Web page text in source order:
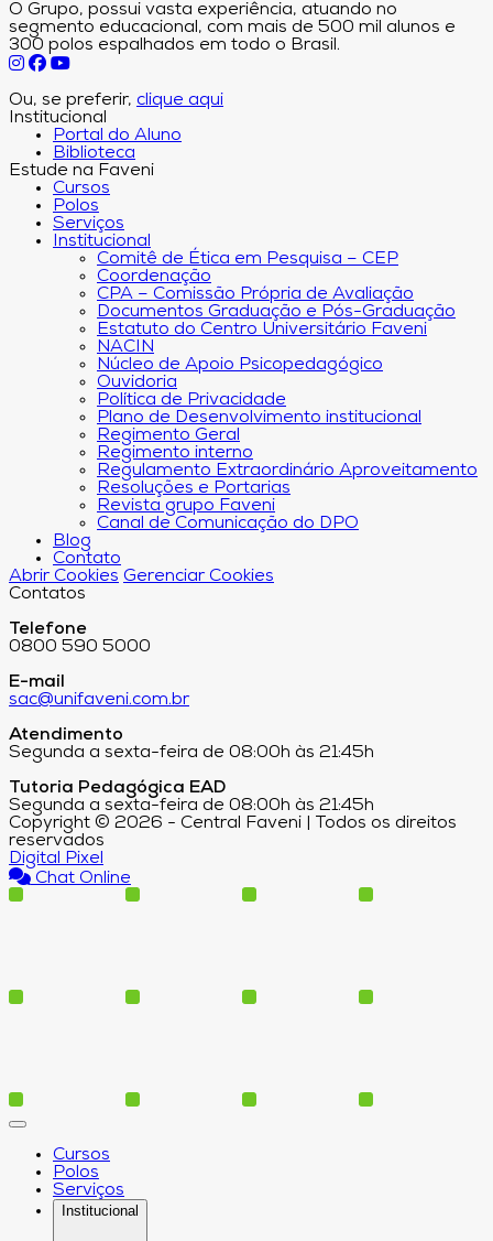
O Grupo, possui vasta experiência, atuando no
segmento educacional, com mais de 500 mil alunos e
300 polos espalhados em todo o Brasil.
Ou, se preferir, clique aqui
Institucional
Portal do Aluno
Biblioteca
Estude na Faveni
Cursos
Polos
Serviços
Institucional
Comitê de Ética em Pesquisa – CEP
Coordenação
CPA – Comissão Própria de Avaliação
Documentos Graduação e Pós-Graduação
Estatuto do Centro Universitário Faveni
NACIN
Núcleo de Apoio Psicopedagógico
Ouvidoria
Política de Privacidade
Plano de Desenvolvimento institucional
Regimento Geral
Regimento interno
Regulamento Extraordinário Aproveitamento
Resoluções e Portarias
Revista grupo Faveni
Canal de Comunicação do DPO
Blog
Contato
Abrir Cookies Gerenciar Cookies
Contatos
Telefone
0800 590 5000
E-mail
sac@unifaveni.com.br
Atendimento
Segunda a sexta-feira de 08:00h às 21:45h
Tutoria Pedagógica EAD
Segunda a sexta-feira de 08:00h às 21:45h
Copyright © 2026 - Central Faveni | Todos os direitos
reservados
Digital Pixel
Chat Online
Cursos
Polos
Serviços
Institucional